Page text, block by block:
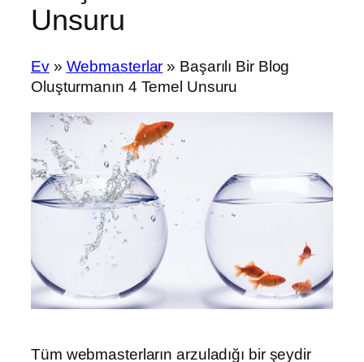
Unsuru
Ev » Webmasterlar » Başarılı Bir Blog
Oluşturmanın 4 Temel Unsuru
Tüm webmasterların arzuladığı bir şeydir